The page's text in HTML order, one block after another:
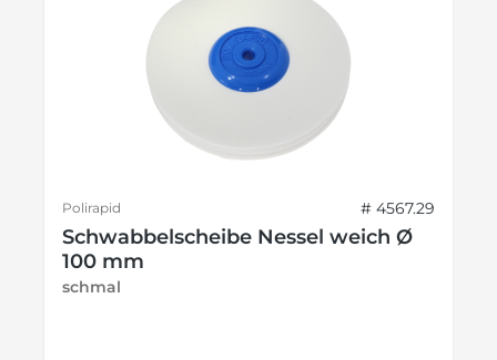
Polirapid # 4567.29
Schwabbelscheibe Nessel weich Ø
100 mm
schmal